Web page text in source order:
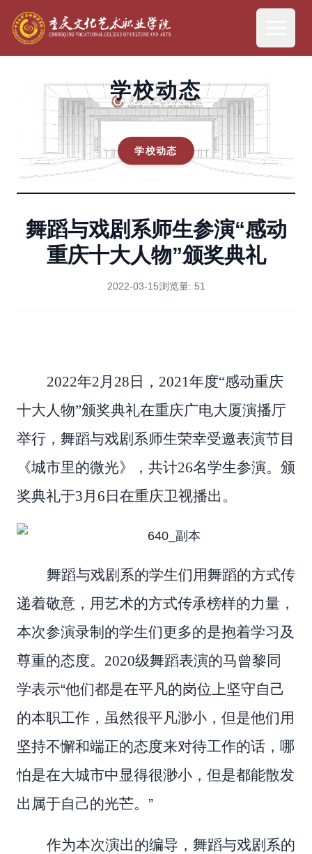
学校动态
学校动态
舞蹈与戏剧系师生参演“感动
重庆十大人物”颁奖典礼
2022-03-15浏览量: 51
2022年2月28日，2021年度“感动重庆
十大人物”颁奖典礼在重庆广电大厦演播厅
举行，舞蹈与戏剧系师生荣幸受邀表演节目
《城市里的微光》，共计26名学生参演。颁
奖典礼于3月6日在重庆卫视播出。
舞蹈与戏剧系的学生们用舞蹈的方式传
递着敬意，用艺术的方式传承榜样的力量，
本次参演录制的学生们更多的是抱着学习及
尊重的态度。2020级舞蹈表演的马曾黎同
学表示“他们都是在平凡的岗位上坚守自己
的本职工作，虽然很平凡渺小，但是他们用
坚持不懈和端正的态度来对待工作的话，哪
怕是在大城市中显得很渺小，但是都能散发
出属于自己的光芒。 ”
作为本次演出的编导，舞蹈与戏剧系的